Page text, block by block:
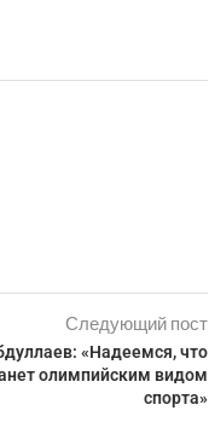
Следующий пост
«Надеемся, что
олимпийским видом
спорта»